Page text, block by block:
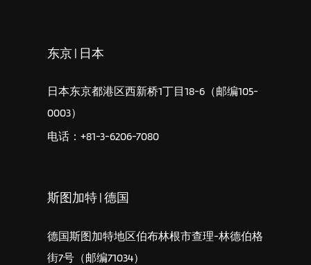
东京 | 日本
日本东京都港区西新桥1丁目18-6（邮编105-
0003）
电话：+81-3-6206-7080
斯图加特 | 德国
德国斯图加特地区伯布林根市查理-林德伯格
街7号（邮编71034）